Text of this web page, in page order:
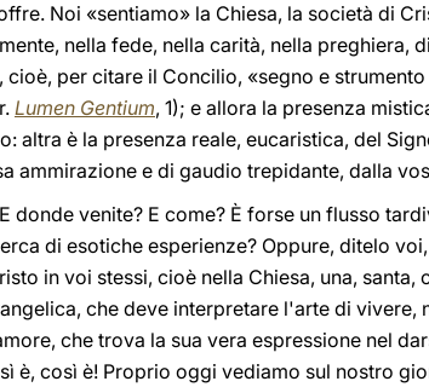
Noi «sentiamo» la Chiesa, la società di
nella fede, nella carità, nella preghiera,
per citare il Concilio, «segno e
Lumen Gentium, 1); e allora la presenza
altra è la presenza reale, eucaristica, del
ammirazione e di gaudio trepidante, dalla
donde venite? E come? È forse un flusso
di esotiche esperienze? Oppure, ditelo
in voi stessi, cioè nella Chiesa, una, santa,
che deve interpretare l'arte di vivere,
che trova la sua vera espressione nel
è, così è! Proprio oggi vediamo sul nostro